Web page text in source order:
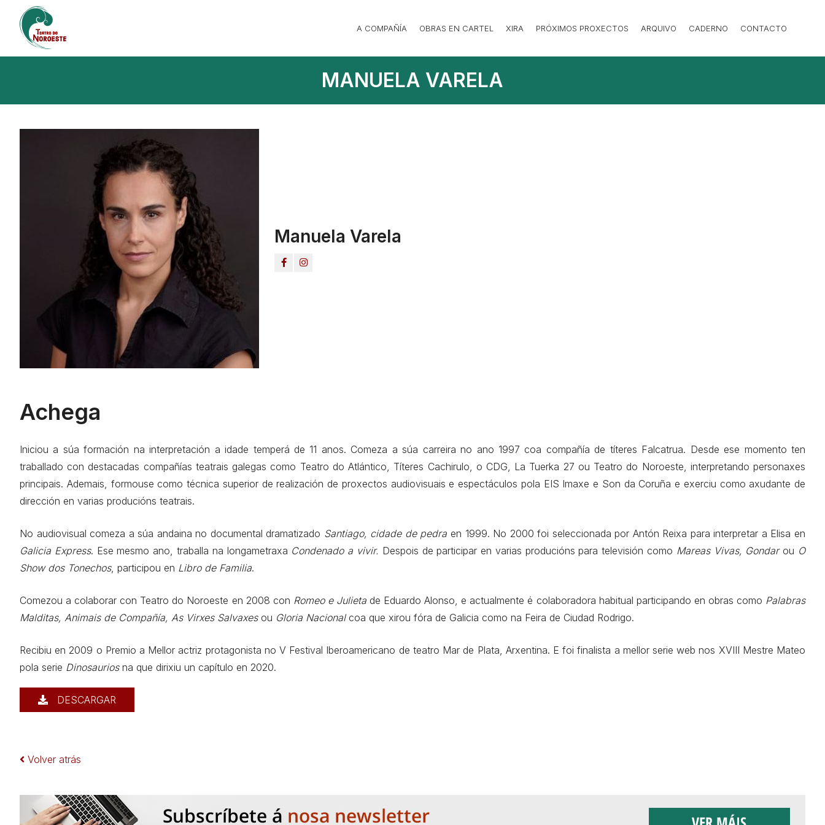
A COMPAÑÍA OBRAS EN CARTEL XIRA PRÓXIMOS PROXECTOS ARQUIVO CADERNO CONTACTO
MANUELA VARELA
Manuela Varela
Achega
Iniciou a súa formación na interpretación a idade temperá de 11 anos. Comeza a súa carreira no ano 1997 coa compañía de títeres Falcatrua. Desde ese momento ten
traballado con destacadas compañías teatrais galegas como Teatro do Atlántico, Títeres Cachirulo, o CDG, La Tuerka 27 ou Teatro do Noroeste, interpretando personaxes
principais. Ademais, formouse como técnica superior de realización de proxectos audiovisuais e espectáculos pola EIS Imaxe e Son da Coruña e exerciu como axudante de
dirección en varias producións teatrais.
No audiovisual comeza a súa andaina no documental dramatizado Santiago, cidade de pedra en 1999. No 2000 foi seleccionada por Antón Reixa para interpretar a Elisa en
Galicia Express. Ese mesmo ano, traballa na longametraxa Condenado a vivir. Despois de participar en varias producións para televisión como Mareas Vivas, Gondar ou O
Show dos Tonechos, participou en Libro de Familia.
Comezou a colaborar con Teatro do Noroeste en 2008 con Romeo e Julietade Eduardo Alonso, e actualmente é colaboradora habitual participando en obras como Palabras
Malditas, Animais de Compañía, As Virxes Salvaxes ou Gloria Nacionalcoa que xirou fóra de Galicia como na Feira de Ciudad Rodrigo.
Recibiu en 2009 o Premio a Mellor actriz protagonista no V Festival Iberoamericano de teatro Mar de Plata, Arxentina. E foi finalista a mellor serie web nos XVIII Mestre Mateo
pola serie Dinosauriosna que dirixiu un capítulo en 2020.
DESCARGAR
Volver atrás